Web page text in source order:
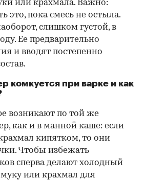
или крахмала. Важно:
это, пока смесь не остыла.
слишком густой, в
Ее предварительно
и вводят постепенно
комкуется при варке и как
возникают по той же
как и в манной каше: если
кипятком, то они
Чтобы избежать
сперва делают холодный
муку или крахмал для